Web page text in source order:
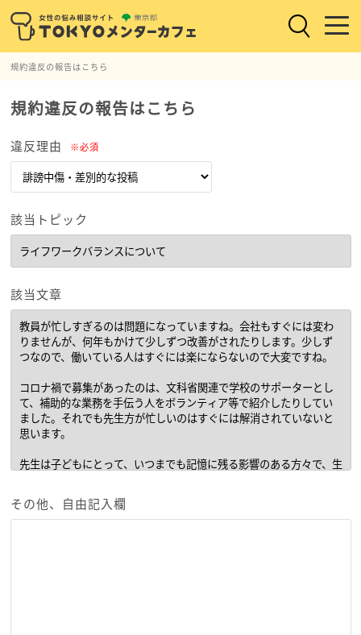
規約違反の報告はこちら
規約違反の報告はこちら
違反理由 ※必須
該当トピック
該当文章
その他、自由記入欄